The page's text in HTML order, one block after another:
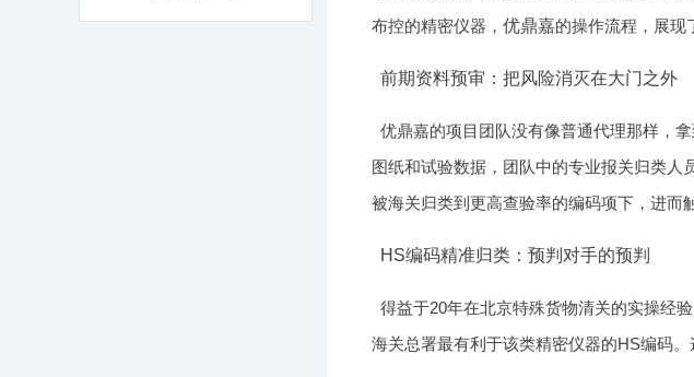
布控的精密仪器， 优鼎嘉的操作流程，展现
前期资料预审：把风险消灭在大门之外
优鼎嘉的项目团队没有像普通代理那样，
图纸和试验数据，团队中的专业报关归类人
被海关归类到更高查验率的编码项下，进而
HS编码精准归类：预判对手的预判
得益于20年在北京特殊货物清关的实操经
海关总署最有利于该类精密仪器的HS编码